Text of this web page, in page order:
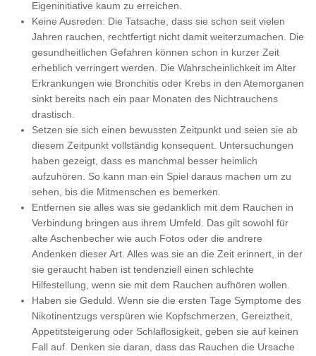
Eigeninitiative kaum zu erreichen.
Keine Ausreden: Die Tatsache, dass sie schon seit vielen
Jahren rauchen, rechtfertigt nicht damit weiterzumachen. Die
gesundheitlichen Gefahren können schon in kurzer Zeit
erheblich verringert werden. Die Wahrscheinlichkeit im Alter
Erkrankungen wie Bronchitis oder Krebs in den Atemorganen
sinkt bereits nach ein paar Monaten des Nichtrauchens
drastisch.
Setzen sie sich einen bewussten Zeitpunkt und seien sie ab
diesem Zeitpunkt vollständig konsequent. Untersuchungen
haben gezeigt, dass es manchmal besser heimlich
aufzuhören. So kann man ein Spiel daraus machen um zu
sehen, bis die Mitmenschen es bemerken.
Entfernen sie alles was sie gedanklich mit dem Rauchen in
Verbindung bringen aus ihrem Umfeld. Das gilt sowohl für
alte Aschenbecher wie auch Fotos oder die andrere
Andenken dieser Art. Alles was sie an die Zeit erinnert, in der
sie geraucht haben ist tendenziell einen schlechte
Hilfestellung, wenn sie mit dem Rauchen aufhören wollen.
Haben sie Geduld. Wenn sie die ersten Tage Symptome des
Nikotinentzugs verspüren wie Kopfschmerzen, Gereiztheit,
Appetitsteigerung oder Schlaflosigkeit, geben sie auf keinen
Fall auf. Denken sie daran, dass das Rauchen die Ursache